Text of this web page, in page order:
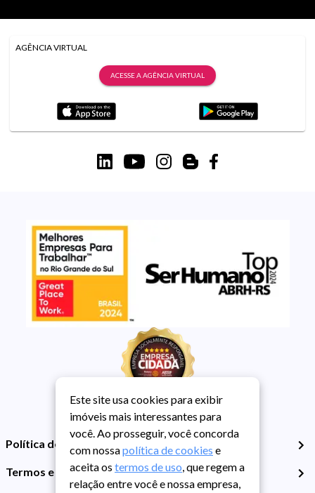
AGÊNCIA VIRTUAL
ACESSE A AGÊNCIA VIRTUAL
Política de Privacidade
Termos e Condições de Uso
Este site usa cookies para exibir
imóveis mais interessantes para
você. Ao prosseguir, você concorda
com nossapolítica de cookies e
aceita os termos de uso, que regem a
relação entre você e nossa empresa,